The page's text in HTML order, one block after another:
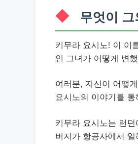
무엇이
키무라 요시노! 이 이
인 그녀가 어떻게 변
여러분, 자신이 어떻
요시노의 이야기를
키무라 요시노는 런
버지가 항공사에서